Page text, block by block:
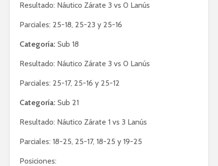
Resultado: Náutico Zárate 3 vs 0 Lanús
Parciales: 25-18, 25-23 y 25-16
Categoría: Sub 18
Resultado: Náutico Zárate 3 vs 0 Lanús
Parciales: 25-17, 25-16 y 25-12
Categoría: Sub 21
Resultado: Náutico Zárate 1 vs 3 Lanús
Parciales: 18-25, 25-17, 18-25 y 19-25
Posiciones: